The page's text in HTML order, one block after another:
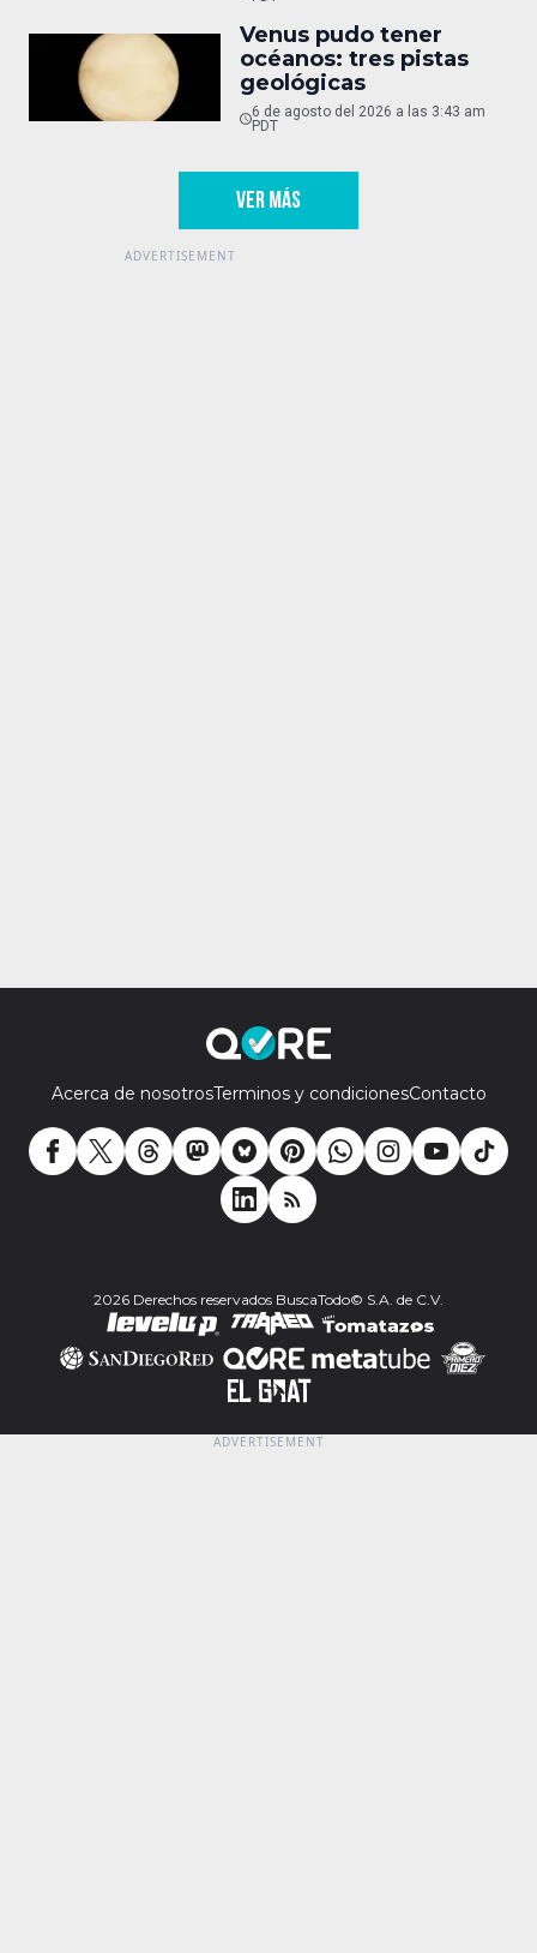
Venus pudo tener
océanos: tres pistas
geológicas
6 de agosto del 2026 a las 3:43 am
PDT
VER MÁS
Acerca de nosotrosTerminos y condicionesContacto
2026 Derechos reservados BuscaTodo© S.A. de C.V.